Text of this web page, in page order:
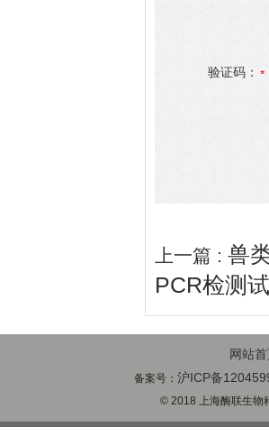
验证码：
上一篇 : 兽
PCR检测
网站
备案号：沪ICP备
© 2018 上海酶联生物